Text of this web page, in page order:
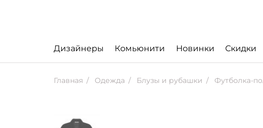
Дизайнеры Комьюнити Новинки Скидки
Главная Одежда Блузы и рубашки Футболка-